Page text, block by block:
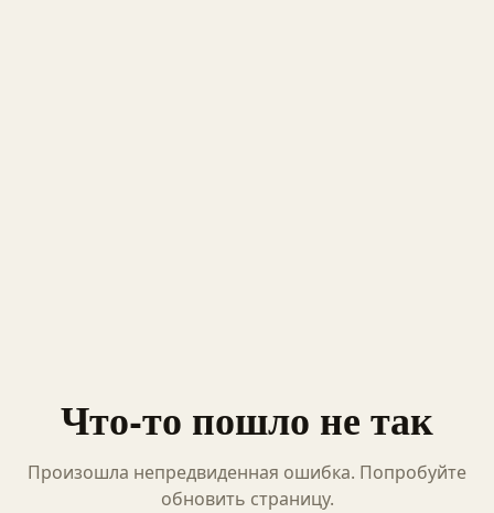
Что-то пошло не так
Произошла непредвиденная ошибка. Попробуйте
обновить страницу.